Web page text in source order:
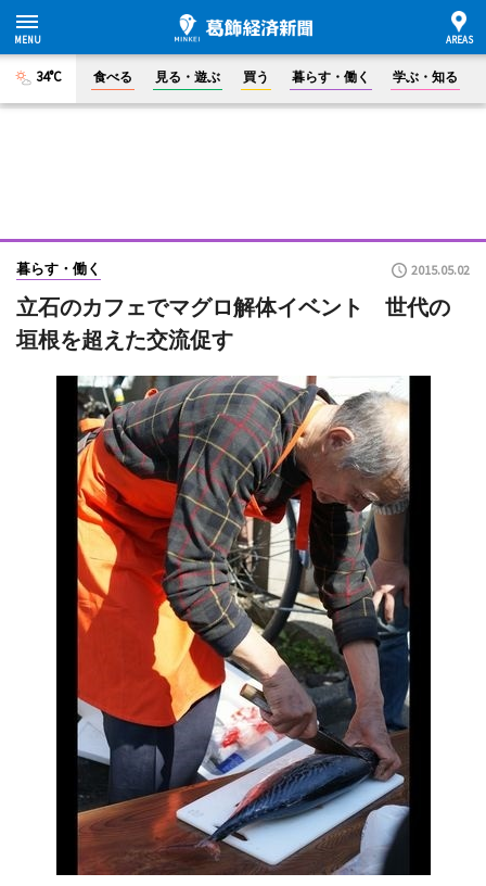
34°C 食べる 見る・遊ぶ 買う 暮らす・働く 学ぶ・知る
暮らす・働く 2015.05.02
立石のカフェでマグロ解体イベント 世代の
垣根を超えた交流促す